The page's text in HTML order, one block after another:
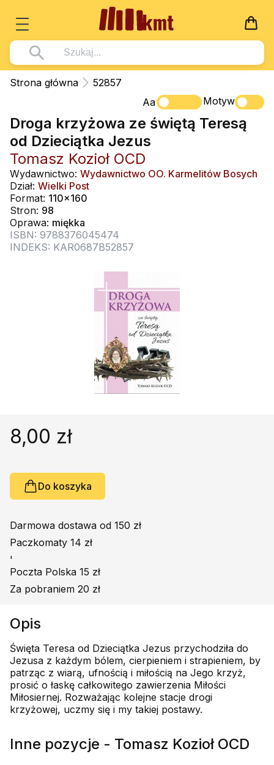
Książki
Wszystko z kategorii - Książki
Pismo Święte
Kościół Katolicki
Duszpasterstwo
Teologia
Życie chrześcijańskie
Duchowość
Literatura piękna
Poradniki, leksykony...
Promocja
Wszystko z kategorii - Multimedia
DVD
CD-ROM
Muzyka
Rekolekcje i inne na CD
Śpiew i modlitwa
Dla Dzieci
Wszystko z kategorii - Dla Dzieci
Literatura (D)
Płyty, DVD (D)
Podręczniki i pomoce dydaktyczne
Podręczniki
Wszystko z kategorii - Podręczniki
Podręczniki i pomoce dydaktyczne
Zabawa i Nauka
Nowości
Zaloguj się
Strona główna
52857
Aa
Motyw
Droga krzyżowa ze świętą Teresą
od Dzieciątka Jezus
Tomasz Kozioł OCD
Wydawnictwo: Wydawnictwo OO. Karmelitów Bosych
Dział: Wielki Post
Format: 110x160
Stron: 98
Oprawa: miękka
ISBN: 9788376045474
INDEKS: KAR0687B52857
8,00 zł
Do koszyka
Darmowa dostawa od 150 zł
Paczkomaty 14 zł
'
Poczta Polska 15 zł
Za pobraniem 20 zł
Opis
Święta Teresa od Dzieciątka Jezus przychodziła do
Jezusa z każdym bólem, cierpieniem i strapieniem, by
patrząc z wiarą, ufnością i miłością na Jego krzyż,
prosić o łaskę całkowitego zawierzenia Miłości
Miłosiernej. Rozważając kolejne stacje drogi
krzyżowej, uczmy się i my takiej postawy.
Inne pozycje - Tomasz Kozioł OCD